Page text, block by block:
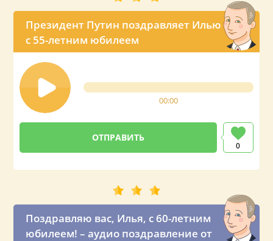
Президент Путин поздравляет Илью
с 55-летним юбилеем
00:00
0
Поздравляю вас, Илья, с 60-летним
юбилеем! – аудио поздравление от